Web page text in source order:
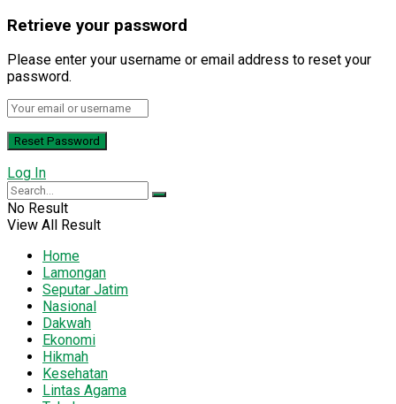
Retrieve your password
Please enter your username or email address to reset your
password.
Log In
No Result
View All Result
Home
Lamongan
Seputar Jatim
Nasional
Dakwah
Ekonomi
Hikmah
Kesehatan
Lintas Agama